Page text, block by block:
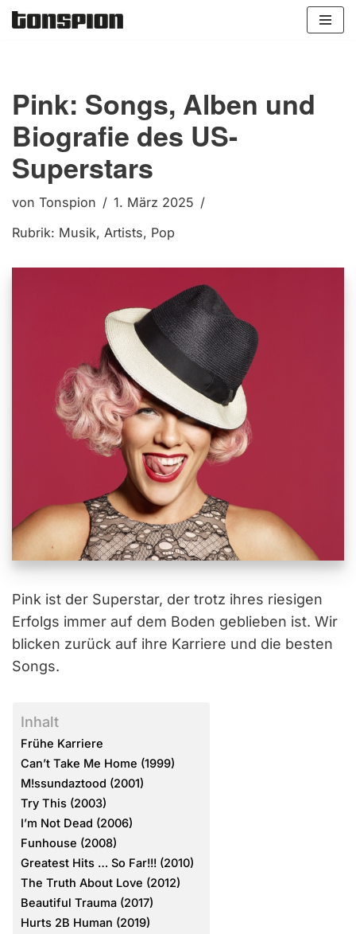
Pink: Songs, Alben und
Biografie des US-
Superstars
von Tonspion
1. März 2025
Rubrik: Musik, Artists, Pop
Pink ist der Superstar, der trotz ihres riesigen
Erfolgs immer auf dem Boden geblieben ist. Wir
blicken zurück auf ihre Karriere und die besten
Songs.
Inhalt
Frühe Karriere
Can’t Take Me Home (1999)
M!ssundaztood (2001)
Try This (2003)
I’m Not Dead (2006)
Funhouse (2008)
Greatest Hits … So Far!!! (2010)
The Truth About Love (2012)
Beautiful Trauma (2017)
Hurts 2B Human (2019)